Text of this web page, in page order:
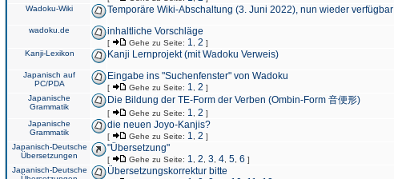
Wadoku-Wiki Temporäre Wiki-Abschaltung (3. Juni 2022), nun wieder verfügbar
wadoku.de inhaltliche Vorschläge
[ Gehe zu Seite: 1 2 ]
Kanji-Lexikon Kanji Lernprojekt (mit Wadoku Verweis)
Japanisch auf
PC/PDA
Eingabe ins "Suchenfenster" von Wadoku
[ Gehe zu Seite: 1 2 ]
Japanische
Grammatik
Die Bildung der TE-Form der Verben (Ombin-Form 音便形)
[ Gehe zu Seite: 1 2 ]
Japanische
Grammatik
die neuen Joyo-Kanjis?
[ Gehe zu Seite: 1 2 ]
Japanisch-Deutsche
Übersetzungen
"Übersetzung"
[ Gehe zu Seite: 1 2 3 4 5 6 ]
Japanisch-Deutsche
Übersetzungskorrektur bitte